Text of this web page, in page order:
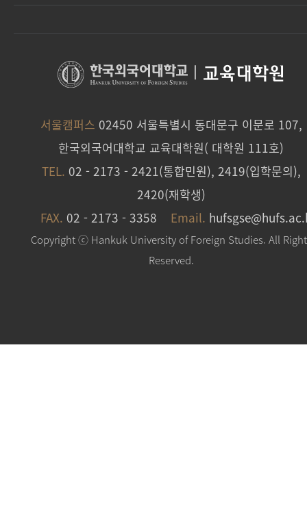
교육대학원
서울캠퍼스 02450 서울특별시 동대문구 이문로 107,
한국외국어대학교 교육대학원( 대학원 111호)
TEL. 02 - 2173 - 2421(통합민원), 2419(입학문의),
2420(재학생)
FAX. 02 - 2173 - 3358 Email.
Copyright ⓒ Hankuk University of Foreign Studies. All
Reserved.